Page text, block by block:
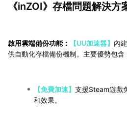
《inZOI》存檔問題解決方
啟用雲端備份功能： 【UU加速器】 內建
供自動化存檔備份機制。主要優勢包含
【免費加速】 支援Steam遊戲
和效果。